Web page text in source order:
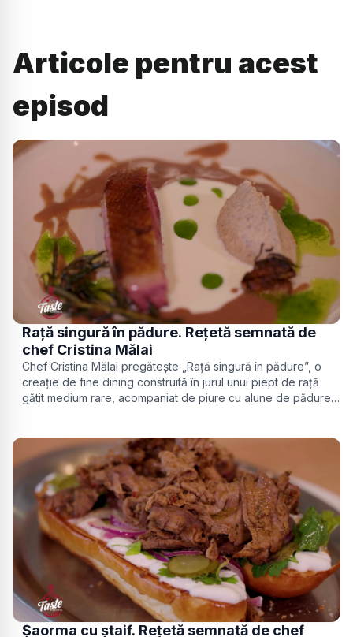
Articole pentru acest
episod
Rață singură în pădure. Rețetă semnată de
chef Cristina Mălai
Chef Cristina Mălai pregătește „Rață singură în pădure”, o
creație de fine dining construită în jurul unui piept de rață
gătit medium rare, acompaniat de piure cu alune de pădure,
Șaorma cu ștaif. Rețetă semnată de chef